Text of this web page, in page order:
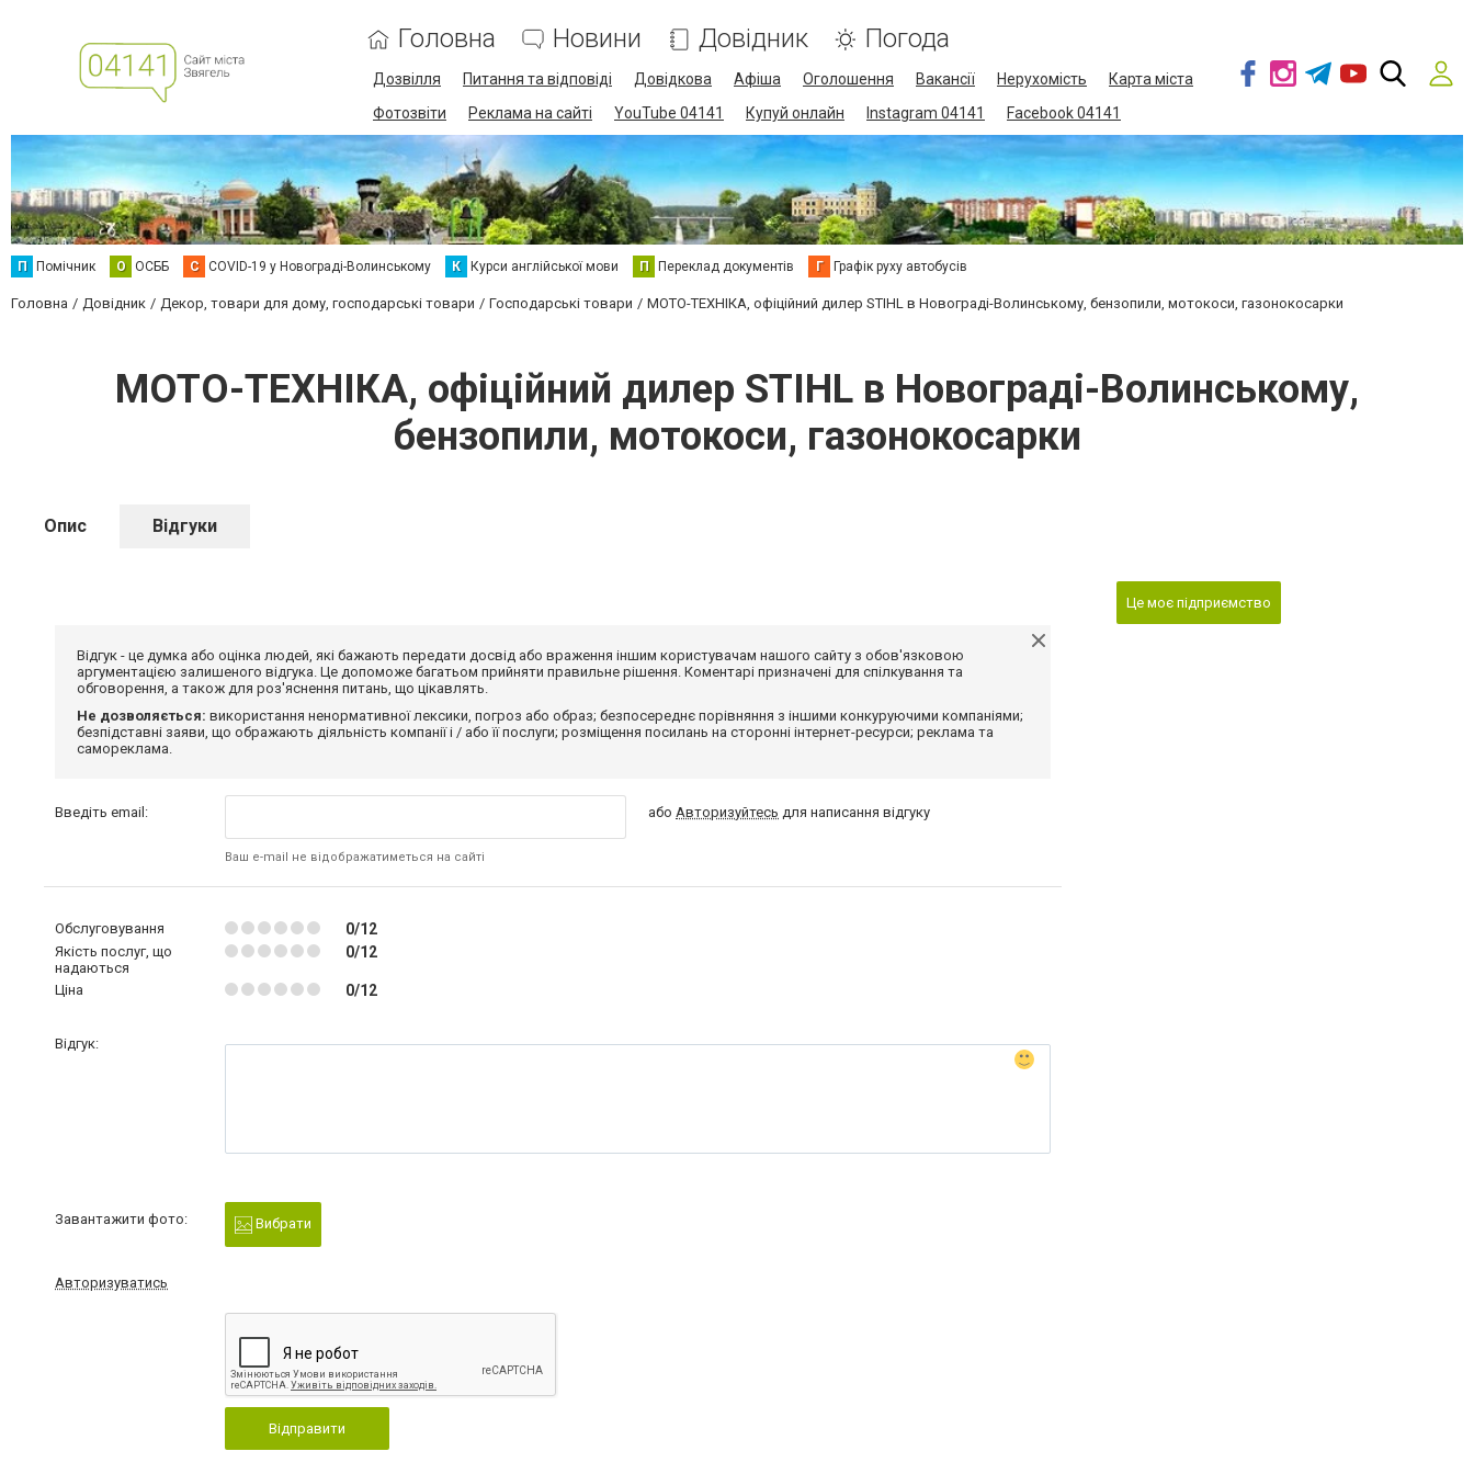
Головна Новини Довідник Погода
Дозвілля Питання та відповіді Довідкова Афіша Оголошення Вакансії Нерухомість
Карта міста
Фотозвіти
Реклама на сайті YouTube 04141 Купуй онлайн Instagram 04141 Facebook 04141
П Помічник О ОСББ C COVID-19 у Новограді-Волинському К Курси англійської мови П Переклад документів Г Графік руху автобусів
Головна Довідник Декор, товари для дому, господарські товари Господарські товари МОТО-ТЕХНІКА, офіційний дилер STIHL в Новограді-Волинському, бензопили, мотокоси, газонокосарки
МОТО-ТЕХНІКА, офіційний дилер STIHL в Новограді-Волинському,
бензопили, мотокоси, газонокосарки
Опис Відгуки
Відгук - це думка або оцінка людей, які бажають передати досвід або враження іншим користувачам нашого сайту з обов'язковою
аргументацією залишеного відгука. Це допоможе багатьом прийняти правильне рішення. Коментарі призначені для спілкування та
обговорення, а також для роз'яснення питань, що цікавлять.
Не дозволяється: використання ненормативної лексики, погроз або образ; безпосереднє порівняння з іншими конкуруючими компаніями;
безпідставні заяви, що ображають діяльність компанії і / або її послуги; розміщення посилань на сторонні інтернет-ресурси; реклама та
самореклама.
Введіть email:
Ваш e-mail не відображатиметься на сайті
абоАвторизуйтесь для написання відгуку
Обслуговування 0/12
Якість послуг, що
надаються
0/12
Ціна 0/12
Відгук:
Завантажити фото: Вибрати
Авторизуватись
Відправити
Це моє підприємство